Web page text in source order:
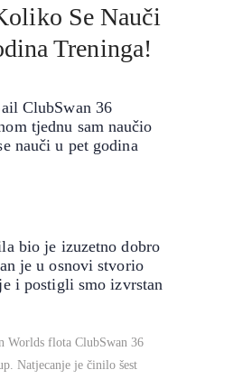
Se Nauči
Treninga!
ClubSwan 36
tjednu sam naučio
nauči u pet godina
bio je izuzetno dobro
je u osnovi stvorio
i postigli smo izvrstan
Worlds flota ClubSwan 36
Natjecanje je činilo šest